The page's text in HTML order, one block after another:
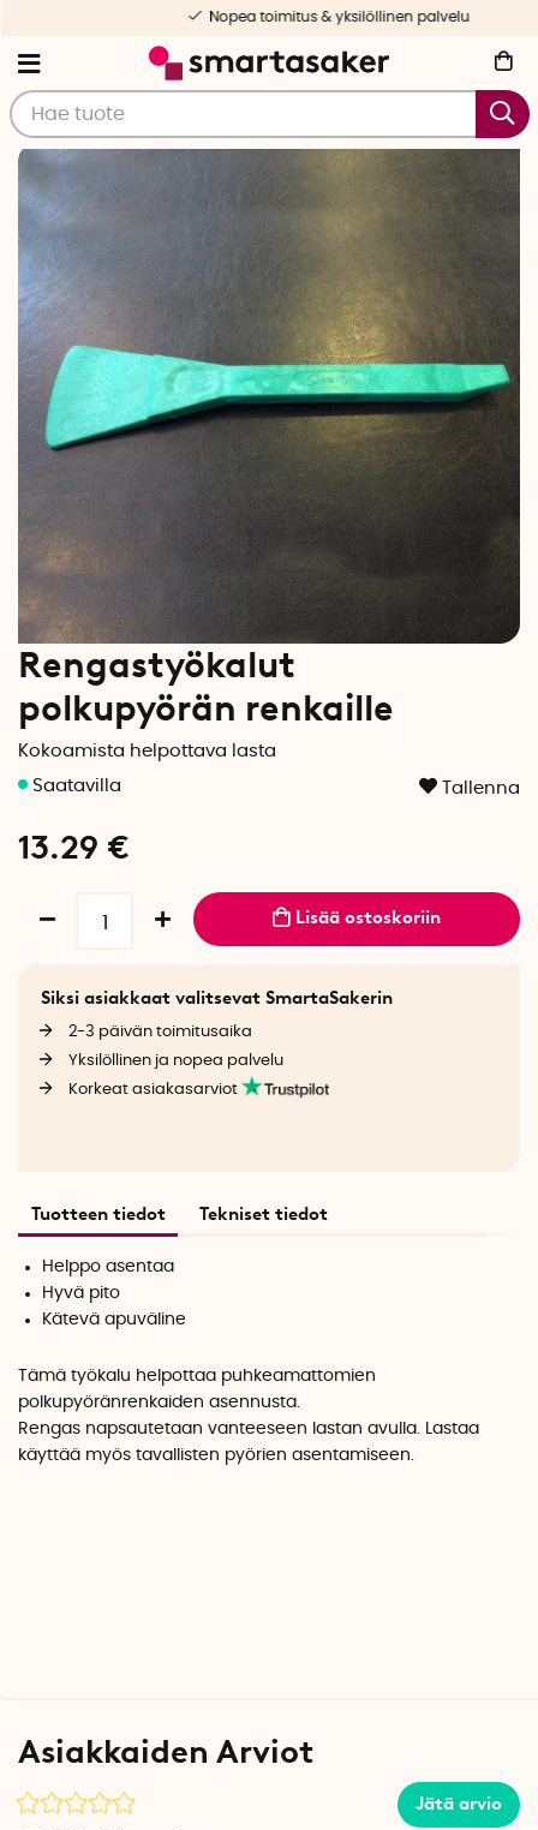
Nopea toimitus & yksilöllinen palvelu
Rengastyökalut
polkupyörän renkaille
Kokoamista helpottava lasta
Tallenna
13.29 €
Lisää ostoskoriin
Siksi asiakkaat valitsevat SmartaSakerin
2-3 päivän toimitusaika
Yksilöllinen ja nopea palvelu
Korkeat asiakasarviot
Tuotteen tiedot Tekniset tiedot
Helppo asentaa
Hyvä pito
Kätevä apuväline
Tämä työkalu helpottaa puhkeamattomien
polkupyöränrenkaiden asennusta.
Rengas napsautetaan vanteeseen lastan avulla. Lastaa
käyttää myös tavallisten pyörien asentamiseen.
Asiakkaiden Arviot
Jätä arvio